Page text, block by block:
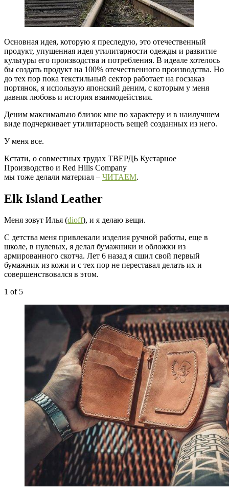
Основная идея, которую я преследую, это отечественный
продукт, упущенная идея утилитарности одежды и развитие
культуры его производства и потребления. В идеале хотелось
бы создать продукт на 100% отечественного производства. Но
до тех пор пока текстильный сектор работает на госзаказ
портянок, я использую японский деним, с которым у меня
давняя любовь и история взаимодействия.
Деним максимально близок мне по характеру и в наилучшем
виде подчеркивает утилитарность вещей созданных из него.
У меня все.
Кстати, о совместных трудах ТВЕРДЬ Кустарное
Производство и Red Hills Company
мы тоже делали материал – ЧИТАЕМ.
Elk Island Leather
Меня зовут Илья (dioff), и я делаю вещи.
С детства меня привлекали изделия ручной работы, еще в
школе, в нулевых, я делал бумажники и обложки из
армированного скотча. Лет 6 назад я сшил свой первый
бумажник из кожи и с тех пор не переставал делать их и
совершенствовался в этом.
1 of 5